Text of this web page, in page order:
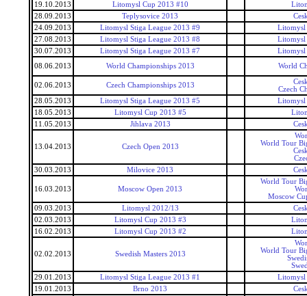
19.10.2013
Litomysl Cup 2013 #10
28.09.2013
Teplysovice 2013
24.09.2013
Litomysl Stiga League 2013 #9
Litomysl
27.08.2013
Litomysl Stiga League 2013 #8
Litomysl
30.07.2013
Litomysl Stiga League 2013 #7
Litomysl
08.06.2013
World Championships 2013 World
02.06.2013 Czech Championships 2013
Czech
28.05.2013
Litomysl Stiga League 2013 #5
Litomysl
18.05.2013
Litomysl Cup 2013 #5
11.05.2013
Jihlava 2013
13.04.2013 Czech Open 2013
World Tour
30.03.2013
Milovice 2013
16.03.2013 Moscow Open 2013
World Tour
Moscow
09.03.2013
Litomysl 2012/13
02.03.2013
Litomysl Cup 2013 #3
16.02.2013
Litomysl Cup 2013 #2
02.02.2013 Swedish Masters 2013
World Tour
29.01.2013
Litomysl Stiga League 2013 #1
Litomysl
19.01.2013
Brno 2013